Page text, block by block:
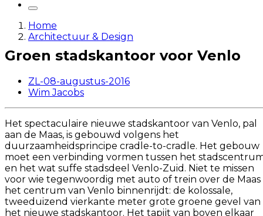
Home
Architectuur & Design
Groen stadskantoor voor Venlo
ZL-08-augustus-2016
Wim Jacobs
Het spectaculaire nieuwe stadskantoor van Venlo, pal
aan de Maas, is gebouwd volgens het
duurzaamheidsprincipe cradle-to-cradle. Het gebouw
moet een verbinding vormen tussen het
en het wat suffe stadsdeel Venlo-Zuid. Niet te missen
voor wie tegenwoordig met auto of trein over de Maas
het centrum van Venlo binnenrijdt: de kolossale,
tweeduizend vierkante meter grote groene gevel van
het nieuwe stadskantoor. Het tapijt van boven elkaar